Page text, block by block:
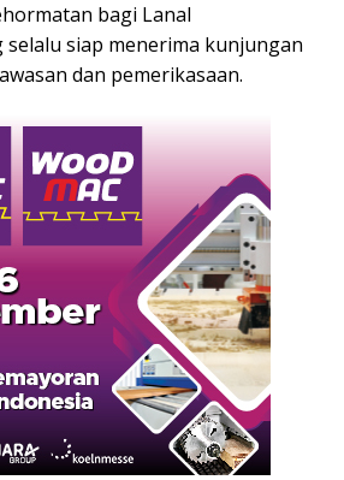
bagi Lanal
selalu siap menerima kunjungan
dan pemerikasaan.